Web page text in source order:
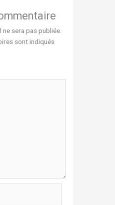
sera pas publiée.
sont indiqués